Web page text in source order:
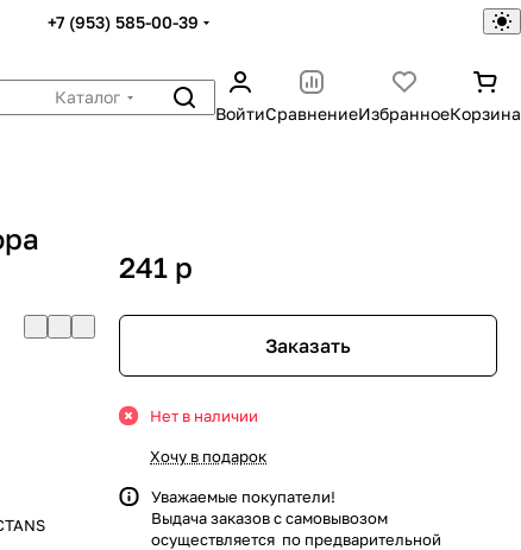
+7 (953) 585-00-39
Каталог
ВойтиСравнениеИзбранноеКорзина
241 p
Заказать
Нет в наличии
Хочу в подарок
Уважаемые покупатели!
Выдача заказов с самовывозом
осуществляется по предварительной